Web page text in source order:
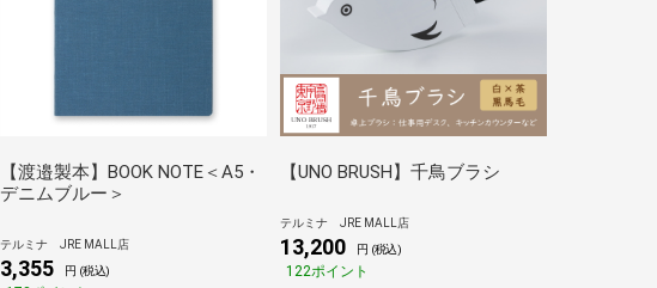
【渡邉製本】BOOK NOTE＜A5・
デニムブルー＞
テルミナ JRE MALL店
3,355 円 (税込)
【UNO BRUSH】千鳥ブラシ
テルミナ JRE MALL店
13,200 円 (税込)
122ポイント